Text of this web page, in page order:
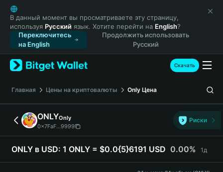
English
日本語
Tiếng Việt
Русский
Español (Latinoamérica)
Türkçe
Français
Deutsch
简体中文
繁體中文
Português (Portugal)
Bahasa Indonesia
ภาษาไทย
В данный момент вы просматриваете эту страницу,
используя Русский язык. Хотите перейти на English?
Переключитесь
на English
Продолжить использовать
Русский
Скачать
Главная Цены на криптовалюты Only Цена
ONLYOnly
0x7FaF...9999
Риски
ONLY в USD: 1 ONLY = $0.0{5}6191 USD 0.00% 1д